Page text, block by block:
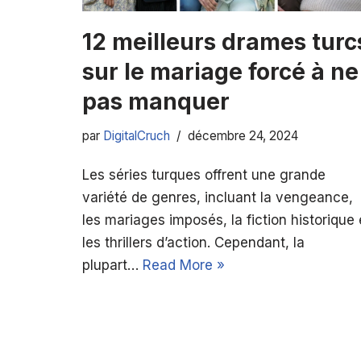
12 meilleurs drames
sur le mariage forcé à ne
pas manquer
par DigitalCruch décembre 24, 2024
Les séries turques offrent une grande
variété de genres, incluant la vengeance,
les mariages imposés, la fiction historique
les thrillers d’action. Cependant, la
plupart… Read More »